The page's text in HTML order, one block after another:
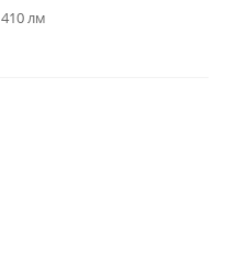
410 лм